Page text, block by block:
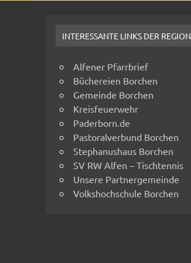
INTERESSANTE LINKS DER REGION
Alfener Pfarrbrief
Büchereien Borchen
Gemeinde Borchen
Kreisfeuerwehr
Paderborn.de
Pastoralverbund Borchen
Stephanushaus Borchen
SV RW Alfen – Tischtennis
Unsere Partnergemeinde
Volkshochschule Borchen